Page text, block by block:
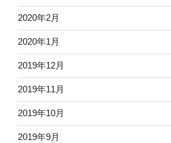
2020年2月
2020年1月
2019年12月
2019年11月
2019年10月
2019年9月